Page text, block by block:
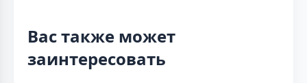
Вас также может
заинтересовать